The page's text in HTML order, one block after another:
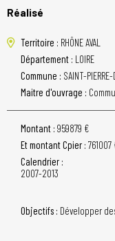
Réalisé
Territoire : RHÔNE AVAL
Département : LOIRE
Commune : SAINT-
Maitre d'ouvrage :
Montant : 959879 €
Et montant Cpier : 761007
Calendrier :
2007-2013
Objectifs : Développer